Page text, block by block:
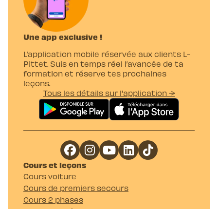
Une app exclusive !
L’application mobile réservée aux clients L-
Pittet. Suis en temps réel l’avancée de ta
formation et réserve tes prochaines
leçons.
Tous les détails sur l'application →
Cours et leçons
Cours voiture
Cours de premiers secours
Cours 2 phases